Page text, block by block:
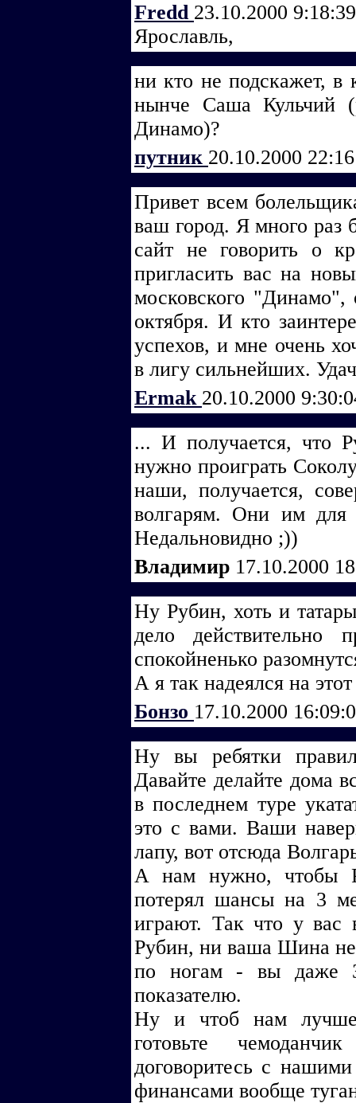
Fredd 23.10.2000
Ярославль,
ни кто не подскажет, в
нынче Саша Кульчий
Динамо)?
путник 20.10.2000
Привет всем
ваш город. Я много раз
сайт не говорить о
пригласить вас на
московского "Динамо",
октября. И кто
успехов, и мне очень
в лигу сильнейших.
Ermak 20.10.2000
... И получается, что
нужно проиграть
наши, получается,
волгарям. Они им для
Недальновидно ;))
Владимир 17.10.2000
Ну Рубин, хоть и
дело действительно
спокойненько
А я так надеялся на
Бонзо 17.10.2000
Ну вы ребятки
Давайте делайте дома
в последнем туре
это с вами. Ваши
лапу, вот отсюда
А нам нужно, чтобы
потерял шансы на 3
играют. Так что у
Рубин, ни ваша Шина
по ногам - вы даже
показателю.
Ну и чтоб нам лучше
готовьте
договоритесь с
финансами вообще